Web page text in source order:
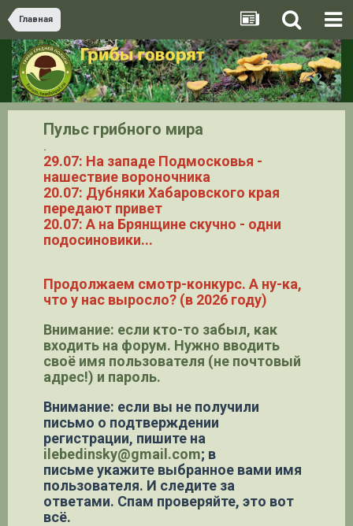
Главная
Пульс грибного мира
.
29.07: На западе Подмосковья -
нашествие вороночника
20.07: Дубняки Хабаровского края
передают привет
20.07: А на Брянщине скучно - одни
подосиновики...
Продолжаем смотр-конкурс. А ну-ка,
что у нас выросло? (в 2026 году)
Внимание: если кто-то забыл, как
входить на форум. Нужно вводить
своё имя пользователя (не почтовый
адрес!) и пароль.
Внимание: если вы не получили
письмо о подтверждении
регистрации, пишите на
ilebedinsky@gmail.com; в
письме укажите выбранное вами имя
пользователя. И следите за
ответами. Спам проверяйте, это вот
всё.